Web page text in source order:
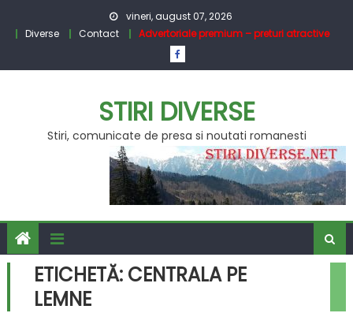
vineri, august 07, 2026
Diverse
Contact Advertoriale premium – preturi atractive
STIRI DIVERSE
Stiri, comunicate de presa si noutati romanesti
ETICHETĂ: CENTRALA PE
LEMNE